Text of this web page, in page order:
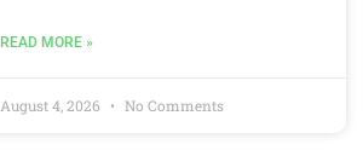
READ MORE »
August 4, 2026 No Comments